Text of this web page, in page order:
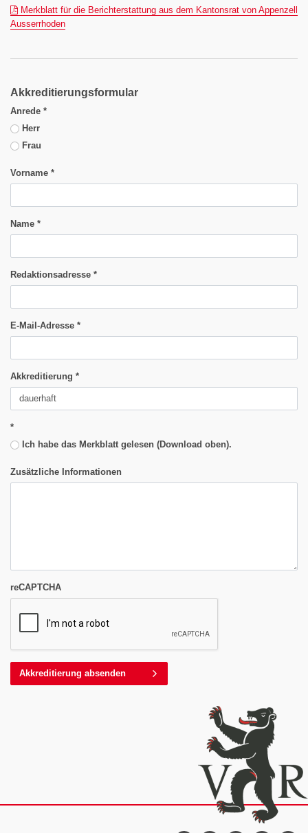
Merkblatt für die Berichterstattung aus dem Kantonsrat von Appenzell
Ausserrhoden(pdf)
Akkreditierungsformular
Anrede *
Herr
Frau
Vorname *
Name *
Redaktionsadresse *
E-Mail-Adresse *
Akkreditierung *
*
Ich habe das Merkblatt gelesen (Download oben).
Zusätzliche Informationen
reCAPTCHA
Akkreditierung absenden